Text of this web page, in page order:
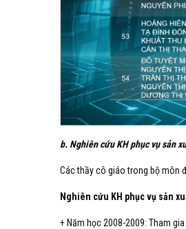
b. Nghiên cứu KH phục vụ sản
Các thầy cô giáo trong bộ môn
Nghiên cứu KH phục vụ sản
+ Năm học 2008-2009: Tham gia